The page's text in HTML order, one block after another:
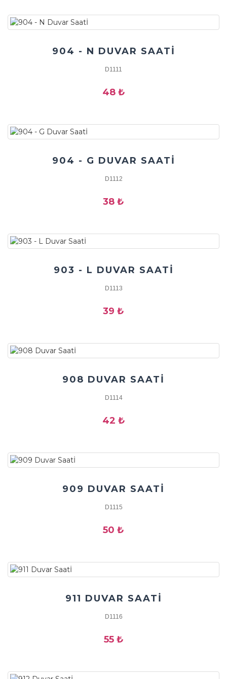
904 - N DUVAR SAATİ
D1111
48 ₺
904 - G DUVAR SAATİ
D1112
38 ₺
903 - L DUVAR SAATİ
D1113
39 ₺
908 DUVAR SAATİ
D1114
42 ₺
909 DUVAR SAATİ
D1115
50 ₺
911 DUVAR SAATİ
D1116
55 ₺